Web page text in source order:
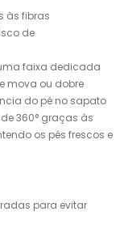
às fibras
de
faixa dedicada
mova ou dobre
do pé no sapato
360° graças às
os pés frescos e
para evitar